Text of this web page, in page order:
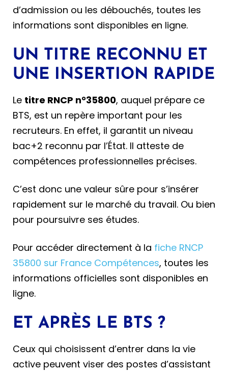
d’admission ou les débouchés, toutes les
informations sont disponibles en ligne.
UN TITRE RECONNU ET
UNE INSERTION RAPIDE
Le titre RNCP n°35800, auquel prépare ce
BTS, est un repère important pour les
recruteurs. En effet, il garantit un niveau
bac+2 reconnu par l’État. Il atteste de
compétences professionnelles précises.
C’est donc une valeur sûre pour s’insérer
rapidement sur le marché du travail. Ou bien
pour poursuivre ses études.
Pour accéder directement à la fiche RNCP
35800 sur France Compétences, toutes les
informations officielles sont disponibles en
ligne.
ET APRÈS LE BTS ?
Ceux qui choisissent d’entrer dans la vie
active peuvent viser des postes d’assistant